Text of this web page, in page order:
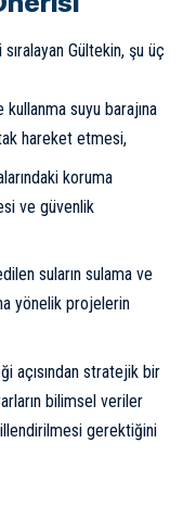
Gültekin, şu üç
kullanma suyu barajına
hareket etmesi,
koruma
ve güvenlik
suların sulama ve
yönelik projelerin
açısından stratejik bir
bilimsel veriler
gerektiğini